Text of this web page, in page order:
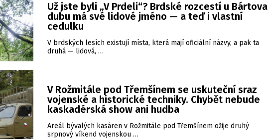
Už jste byli „V Prdeli“? Brdské rozcestí u Bártova
dubu má své lidové jméno — a teď i vlastní
cedulku
V brdských lesích existují místa, která mají oficiální názvy, a pak ta
druhá — lidová, …
V Rožmitále pod Třemšínem se uskuteční sraz
vojenské a historické techniky. Chybět nebude
kaskadérská show ani hudba
Areál bývalých kasáren v Rožmitále pod Třemšínem ožije druhý
srpnový víkend vojenskou …